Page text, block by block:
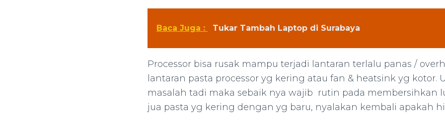
Baca Juga : Tukar Tambah Laptop di Surabaya
Processor bisa rusak mampu terjadi lantaran terlalu panas /
lantaran pasta processor yg kering atau fan & heatsink yg kotor.
masalah tadi maka sebaik nya wajib rutin pada membersihkan
jua pasta yg kering dengan yg baru, nyalakan kembali apakah